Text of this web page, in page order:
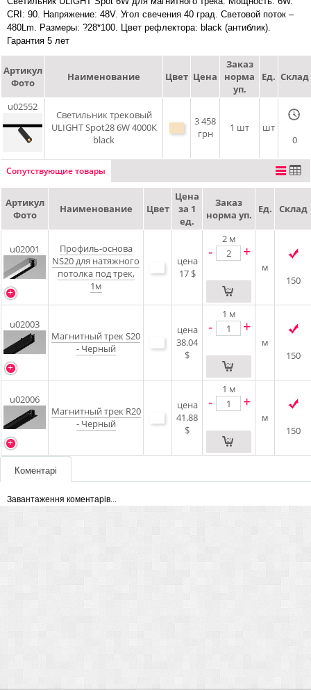
CRI: 90. Напряжение: 48V. Угол свечения 40 град. Световой поток –
480Lm. Размеры: ?28*100. Цвет рефлектора: black (антиблик).
Гарантия 5 лет
Артикул
Фото
Наименование Цвет Цена
Заказ
норма
уп.
Ед. Склад
u02552
Светильник трековый
ULIGHT Spot28 6W 4000К
black
3 458
грн
1 шт
шт
0
Сопутствующие товары
Артикул
Фото
Наименование Цвет
Цена
за 1
ед.
Заказ
норма уп.
Ед. Склад
u02001
Профиль-основа
NS20 для натяжного
потолка под трек,
1м
цена
17 $
2 м
- +
м
150
u02003
Магнитный трек S20
- Черный
цена
38.04
$
1 м
- +
м
150
u02006
Магнитный трек R20
- Черный
цена
41.88
$
1 м
- +
м
150
Коментарі
Завантаження коментарів...